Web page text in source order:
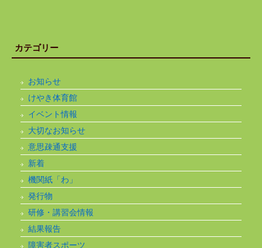
カテゴリー
お知らせ
けやき体育館
イベント情報
大切なお知らせ
意思疎通支援
新着
機関紙「わ」
発行物
研修・講習会情報
結果報告
障害者スポーツ